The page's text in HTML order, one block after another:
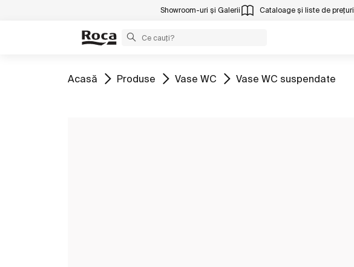
Showroom-uri și Galerii Cataloage și liste de prețuri
Mergeți la
Acasă Mergeți la
Produse Mergeți la
Vase WC Mergeți la
Vase WC suspendate